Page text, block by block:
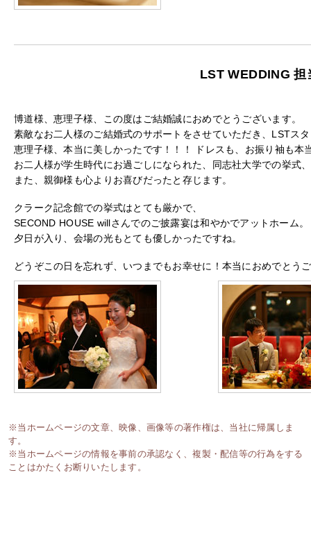
LST WEDDING 担
博道様、恵理子様、この度はご結婚誠におめでとうございます。
素敵なお二人様のご結婚式のサポートをさせていただき、LSTス
恵理子様、本当に美しかったです！！！ ドレスも、お振り袖も本
お二人様が学生時代にお過ごしになられた、同志社大学での挙式
また、親御様も心よりお喜びだったと存じます。
クラーク記念館での挙式はとても厳かで、
SECOND HOUSE willさんでのご披露宴は和やかでアットホーム。
夕日が入り、会場の光もとても優しかったですね。
どうぞこの日を忘れず、いつまでもお幸せに！本当におめでとう
※当ホームページの文章、映像、画像等の著作権は、当社に帰属しま
す。
※当ホームページの情報を事前の承認なく、複製・配信等の行為をする
ことはかたくお断りいたします。